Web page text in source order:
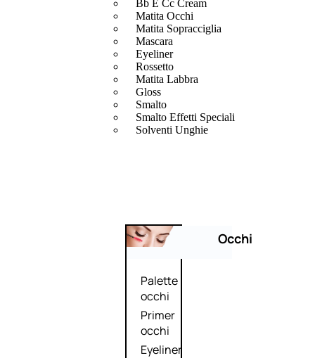
Bb E Cc Cream
Matita Occhi
Matita Sopracciglia
Mascara
Eyeliner
Rossetto
Matita Labbra
Gloss
Smalto
Smalto Effetti Speciali
Solventi Unghie
Occhi
Palette
occhi
Primer
occhi
Eyeliner